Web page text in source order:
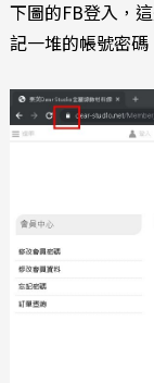
下圖的FB登入，
記一堆的帳號密碼